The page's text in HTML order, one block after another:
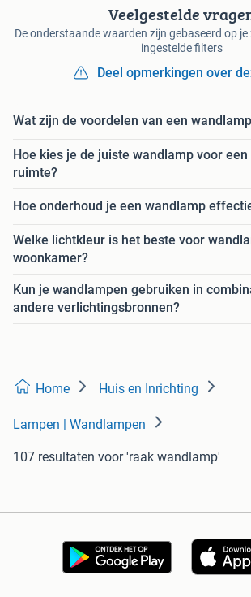
Veelgestelde
De onderstaande waarden zijn gebaseerd op
ingestelde filters
Deel opmerkingen over
Wat zijn de voordelen van een
Hoe kies je de juiste wandlamp voor een
ruimte?
Hoe onderhoud je een wandlamp
Welke lichtkleur is het beste voor
woonkamer?
Kun je wandlampen gebruiken in
andere verlichtingsbronnen?
Home Huis en Inrichting
Lampen | Wandlampen
107 resultaten voor 'raak wandlamp'